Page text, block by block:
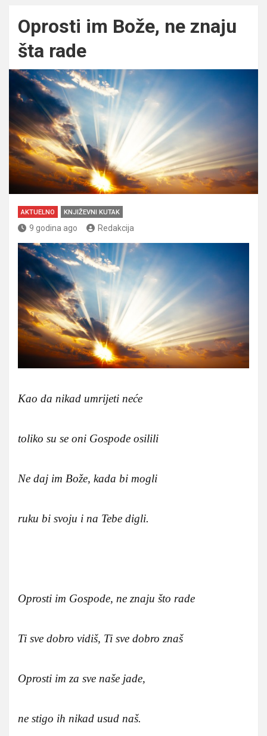
Oprosti im Bože, ne znaju
šta rade
AKTUELNO KNJIŽEVNI KUTAK
9 godina ago Redakcija
Kao da nikad umrijeti neće
toliko su se oni Gospode osilili
Ne daj im Bože, kada bi mogli
ruku bi svoju i na Tebe digli.
Oprosti im Gospode, ne znaju što rade
Ti sve dobro vidiš, Ti sve dobro znaš
Oprosti im za sve naše jade,
ne stigo ih nikad usud naš.